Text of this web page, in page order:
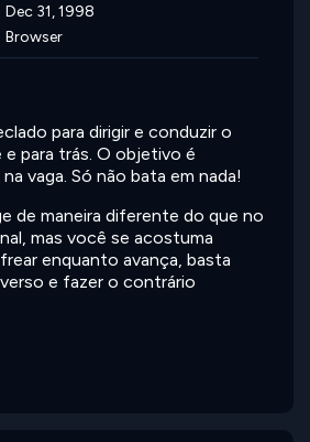
Dec 31, 1998
Browser
para dirigir e conduzir o
para trás. O objetivo é
vaga. Só não bata em nada!
de maneira diferente do que no
mas você se acostuma
enquanto avança, basta
e fazer o contrário